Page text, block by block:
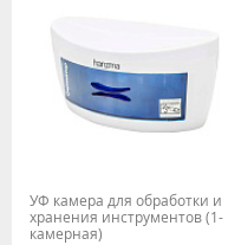
УФ камера для обработки и
хранения инструментов (1-
камерная)